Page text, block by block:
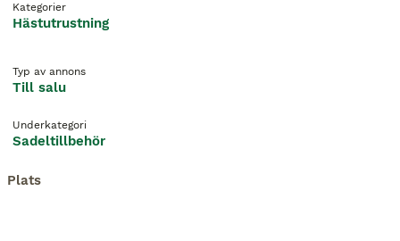
Kategorier
Hästutrustning
Typ av annons
Till salu
Underkategori
Sadeltillbehör
Plats